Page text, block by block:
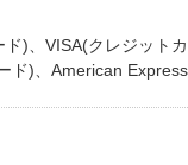
)、VISA(クレジット
ド)、American